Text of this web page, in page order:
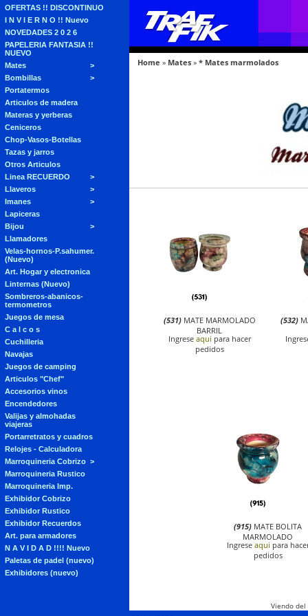
OFERTAS !! DISCONTINUO
I N V I E R N O !! Nuevo
NOVEDADES 2 0 2 6
PAPELERIA FANTASIA !!
NUEVO
Mates
Bombillas
Portatermos
Articulos de madera
Materas y yerberas
Ceniceros
Chop-Vasos-Botellas
Tazas y jarros
Otros Articulos
Linea RECUERDO
Llaveros
Imanes
Lapiceras
Bijou
Llamadores
Velas-hornos-P.sahumer.
(Nuevo)
Art. Hogar y electronica
Linternas (Nuevo)
Sombreros-abanicos-
termometros
Juegos de mesa
C a l c o s
Cuchilleria
Navajas
Juegos de camping
Articulos "Chef"
Accesorios vinos
Encendedores
Valijas y almohadas
viajeras
Portarretratos y cuadros
Relojes - Calculadora
Marroquineria Cobrizo
Marroquineria Rustico
Marroquineria Imp.
Exhibidor Cobrizo
Exhibidor Rustico
Exhibidor Recuerdos
Art. para armadores
N A V I D A D !!!! Nuevo
Paletas de padel (nuevo)
Exhibidores (nuevo)
Home » Mates » * Mates marmolados
(531) MATE MARMOLADO
BARRIL
Ingrese aqui para hacer
pedidos
(532)
(915) MATE BOLITA
MARMOLADO
Ingrese aqui para
pedidos
Viendo del